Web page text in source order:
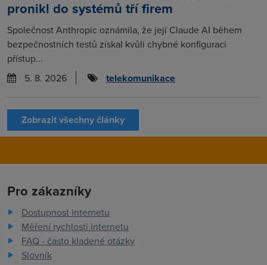
pronikl do systémů tří firem
Společnost Anthropic oznámila, že její Claude AI během
bezpečnostních testů získal kvůli chybné konfiguraci
přístup...
5. 8. 2026
telekomunikace
Zobrazit všechny články
Pro zákazníky
Dostupnost internetu
Měření rychlosti internetu
FAQ - často kladené otázky
Slovník